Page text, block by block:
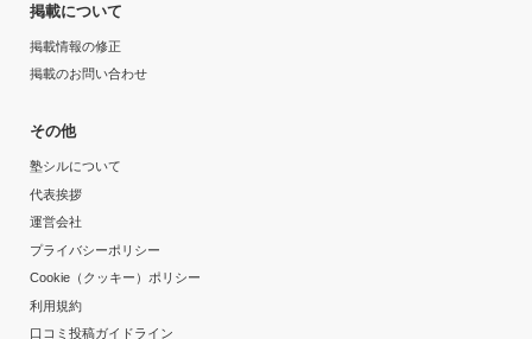
掲載について
掲載情報の修正
掲載のお問い合わせ
その他
塾シルについて
代表挨拶
運営会社
プライバシーポリシー
Cookie（クッキー）ポリシー
利用規約
口コミ投稿ガイドライン